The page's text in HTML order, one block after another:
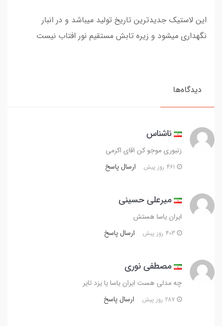
این لاستیک جدیدترین تاریخ تولید میباشد و در انبار
نگهداری میشود و زیره تابش مستقیم نور افتاب نیست
دیدگاه‌ها
ناشناس
زنبوری موجو کن اقای اکرمی
ارسال پاسخ
میرعلی حسینی
ایران یاسا هستش
ارسال پاسخ
مصطفی نوری
چه مدلی هست ایران یاسا یا یزد تایر
ارسال پاسخ